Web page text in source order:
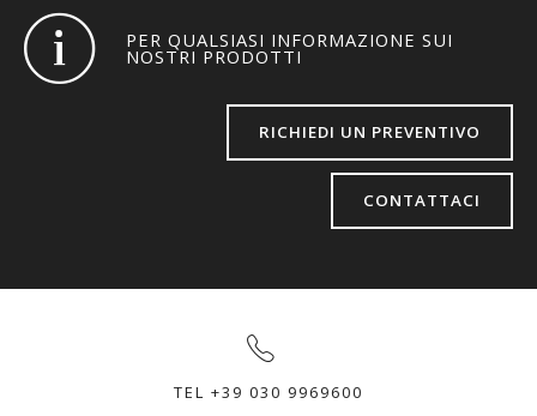
PER QUALSIASI INFORMAZIONE SUI
NOSTRI PRODOTTI
RICHIEDI UN PREVENTIVO
CONTATTACI
TEL +39 030 9969600